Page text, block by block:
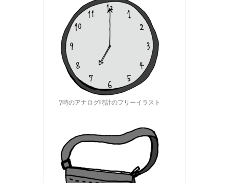
7時のアナログ時計のフリーイラスト